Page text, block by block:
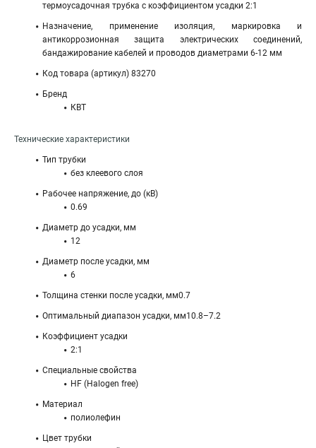
термоусадочная трубка с коэффициентом усадки 2:1
Назначение, применение изоляция, маркировка и
антикоррозионная защита электрических соединений,
бандажирование кабелей и проводов диаметрами 6-12 мм
Код товара (артикул) 83270
Бренд
КВТ
Технические характеристики
Тип трубки
без клеевого слоя
Рабочее напряжение, до (кВ)
0.69
Диаметр до усадки, мм
12
Диаметр после усадки, мм
6
Толщина стенки после усадки, мм0.7
Оптимальный диапазон усадки, мм10.8–7.2
Коэффициент усадки
2:1
Специальные свойства
HF (Halogen free)
Материал
полиолефин
Цвет трубки